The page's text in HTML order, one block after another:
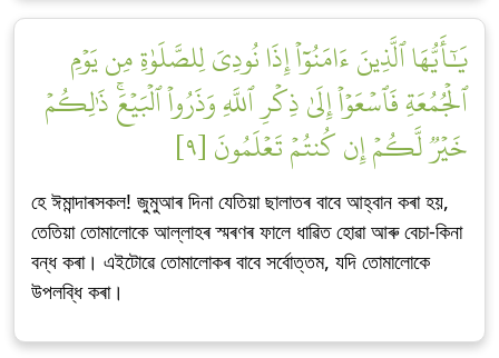
يَٰٓأَيُّهَا ٱلَّذِينَ ءَامَنُوٓاْ إِذَا نُودِيَ لِلصَّلَوٰةِ مِن يَوۡمِ
ٱلۡجُمُعَةِ فَٱسۡعَوۡاْ إِلَىٰ ذِكۡرِ ٱللَّهِ وَذَرُواْ ٱلۡبَيۡعَۚ ذَٰلِكُمۡ
خَيۡرٞ لَّكُمۡ إِن كُنتُمۡ تَعۡلَمُونَ [٩]
হে ঈমান্দাৰসকল! জুমুআৰ দিনা যেতিয়া ছালাতৰ বাবে আহ্বান কৰা হয়,
তেতিয়া তোমালোকে আল্লাহৰ স্মৰণৰ ফালে ধাৱিত হোৱা আৰু বেচা-কিনা
বন্ধ কৰা। এইটোৱে তোমালোকৰ বাবে সৰ্বোত্তম, যদি তোমালোকে
উপলব্ধি কৰা।